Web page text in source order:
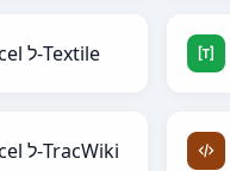
Excel ל-Textile
Excel ל-TracWiki